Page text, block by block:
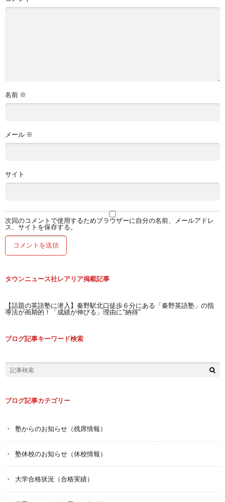
名前 ※
メール ※
サイト
次回のコメントで使用するためブラウザーに自分の名前、メールアドレ
ス、サイトを保存する。
タウンニュース社レアリア掲載記事
【話題の英語塾に潜入】秦野駅北口徒歩６分にある「秦野英語塾」の指
導法が画期的！「成績が伸びる」理由に“納得”
ブログ記事キーワード検索
ブログ記事カテゴリー
塾からのお知らせ（残席情報）
塾休校のお知らせ（休校情報）
大学合格状況（合格実績）